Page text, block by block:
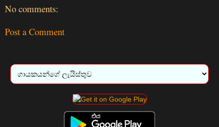
No comments:
Post a Comment